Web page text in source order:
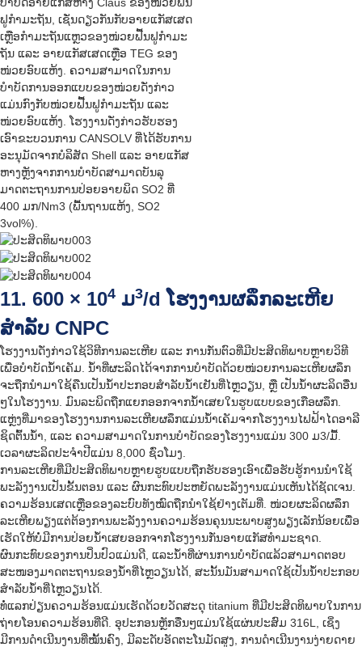
ຟູກຳມະຖັນ, ເຊັ່ນດຽວກັນກັບອາຍແກັສເສດ
ເຫຼືອກຳມະຖັນແຫຼວຂອງໜ່ວຍຟື້ນຟູກຳມະ
ຖັນ ແລະ ອາຍແກັສເສດເຫຼືອ TEG ຂອງ
ໜ່ວຍອົບແຫ້ງ. ຄວາມສາມາດໃນການ
ບຳບັດການອອກແບບຂອງໜ່ວຍດັ່ງກ່າວ
ແມ່ນກົງກັບໜ່ວຍຟື້ນຟູກຳມະຖັນ ແລະ
ໜ່ວຍອົບແຫ້ງ. ໂຮງງານດັ່ງກ່າວຮັບຮອງ
ເອົາຂະບວນການ CANSOLV ທີ່ໄດ້ຮັບການ
ອະນຸມັດຈາກບໍລິສັດ Shell ແລະ ອາຍແກັສ
ຫາງຫຼັງຈາກການບຳບັດສາມາດບັນລຸ
ມາດຕະຖານການປ່ອຍອາຍພິດ SO2 ທີ່
400 ມກ/Nm3 (ພື້ນຖານແຫ້ງ, SO2
3vol%).
11. 600 × 104 ມ3/d ໂຮງງານຜລຶກລະເຫີຍ
ສຳລັບ CNPC
ໂຮງງານດັ່ງກ່າວໃຊ້ວິທີການລະເຫີຍ ແລະ ການກັ່ນຕົວທີ່ມີປະສິດທິພາບຫຼາຍວິທີ
ເພື່ອບຳບັດນ້ຳເຄັມ. ນ້ຳທີ່ຜະລິດໄດ້ຈາກການບຳບັດດ້ວຍໜ່ວຍການລະເຫີຍຜລຶກ
ຈະຖືກນຳມາໃຊ້ຄືນເປັນນ້ຳປະກອບສຳລັບນ້ຳເຢັນທີ່ໄຫຼວຽນ, ຫຼື ເປັນນ້ຳຜະລິດອື່ນ
ໆໃນໂຮງງານ. ມົນລະພິດຖືກແຍກອອກຈາກນ້ຳເສຍໃນຮູບແບບຂອງເກືອຜລຶກ.
ແຫຼ່ງທີ່ມາຂອງໂຮງງານການລະເຫີຍຜລຶກແມ່ນນ້ຳເຄັມຈາກໂຮງງານໄຟຟ້າໄດອາລີ
ຊິດຕົ້ນນ້ຳ, ແລະ ຄວາມສາມາດໃນການບຳບັດຂອງໂຮງງານແມ່ນ 300 ມ3/ມື້.
ເວລາຜະລິດປະຈຳປີແມ່ນ 8,000 ຊົ່ວໂມງ.
ການລະເຫີຍທີ່ມີປະສິດທິພາບຫຼາຍຮູບແບບຖືກຮັບຮອງເອົາເພື່ອຮັບຮູ້ການນໍາໃຊ້
ພະລັງງານເປັນຂັ້ນຕອນ ແລະ ຜົນກະທົບປະຫຍັດພະລັງງານແມ່ນເຫັນໄດ້ຊັດເຈນ.
ຄວາມຮ້ອນເສດເຫຼືອຂອງລະບົບທັງໝົດຖືກນຳໃຊ້ຢ່າງເຕັມທີ່. ໜ່ວຍຜະລິດຜລຶກ
ລະເຫີຍພຽງແຕ່ຕ້ອງການພະລັງງານຄວາມຮ້ອນຄຸນນະພາບສູງພຽງເລັກນ້ອຍເພື່ອ
ເຮັດໃຫ້ບໍ່ມີການປ່ອຍນ້ຳເສຍອອກຈາກໂຮງງານກັ່ນອາຍແກັສທຳມະຊາດ.
ຜົນກະທົບຂອງການປິ່ນປົວແມ່ນດີ, ແລະນ້ຳທີ່ຜ່ານການບຳບັດແລ້ວສາມາດຕອບ
ສະໜອງມາດຕະຖານຂອງນ້ຳທີ່ໄຫຼວຽນໄດ້, ສະນັ້ນມັນສາມາດໃຊ້ເປັນນ້ຳປະກອບ
ສຳລັບນ້ຳທີ່ໄຫຼວຽນໄດ້.
ທໍ່ແລກປ່ຽນຄວາມຮ້ອນແມ່ນເຮັດດ້ວຍວັດສະດຸ titanium ທີ່ມີປະສິດທິພາບໃນການ
ຖ່າຍໂອນຄວາມຮ້ອນທີ່ດີ. ອຸປະກອນຫຼັກອື່ນໆແມ່ນໃຊ້ແຜ່ນປະສົມ 316L, ເຊິ່ງ
ມີການດຳເນີນງານທີ່ໝັ້ນຄົງ, ມີລະດັບອັດຕະໂນມັດສູງ, ການດຳເນີນງານງ່າຍດາຍ